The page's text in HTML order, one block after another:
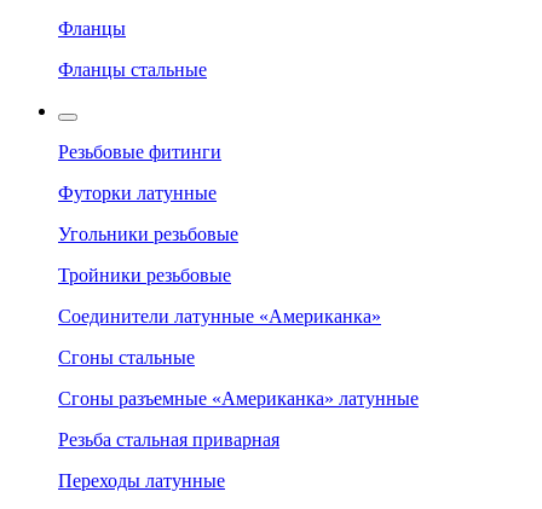
Фланцы
Фланцы стальные
Резьбовые фитинги
Футорки латунные
Угольники резьбовые
Тройники резьбовые
Соединители латунные «Американка»
Сгоны стальные
Сгоны разъемные «Американка» латунные
Резьба стальная приварная
Переходы латунные